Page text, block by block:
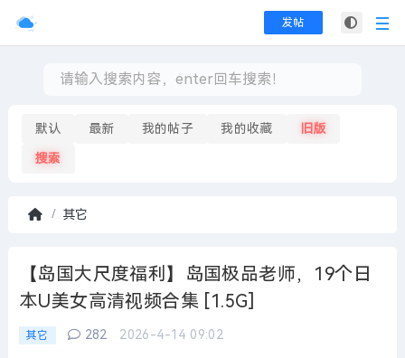
发帖
默认 最新 我的帖子 我的收藏 旧版
搜索
页
其它
【岛国大尺度福利】岛国极品老师，19个日
本U美女高清视频合集 [1.5G]
其它 282 2026-4-14 09:02